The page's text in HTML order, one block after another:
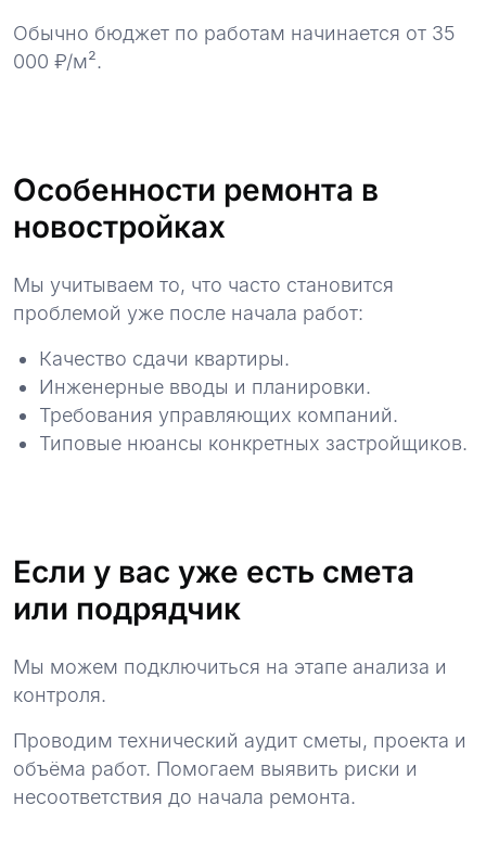
Обычно бюджет по работам начинается от 35
000 ₽/м².
Особенности ремонта в
новостройках
Мы учитываем то, что часто становится
проблемой уже после начала работ:
Качество сдачи квартиры.
Инженерные вводы и планировки.
Требования управляющих компаний.
Типовые нюансы конкретных застройщиков.
Если у вас уже есть смета
или подрядчик
Мы можем подключиться на этапе анализа и
контроля.
Проводим технический аудит сметы, проекта и
объёма работ. Помогаем выявить риски и
несоответствия до начала ремонта.